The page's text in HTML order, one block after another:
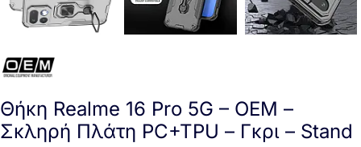
Θήκη Realme 16 Pro 5G – OEM –
Σκληρή Πλάτη PC+TPU – Γκρι – Stand